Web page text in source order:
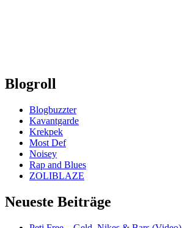
Blogroll
Blogbuzzter
Kavantgarde
Krekpek
Most Def
Noisey
Rap and Blues
ZOLIBLAZE
Neueste Beiträge